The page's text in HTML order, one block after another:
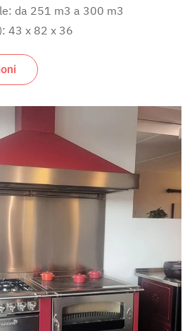
da 251 m3 a 300 m3
43 x 82 x 36